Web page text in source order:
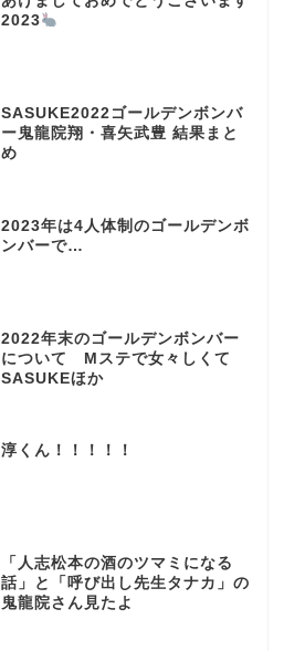
2023
SASUKE2022ゴールデンボンバ
ー鬼龍院翔・喜矢武豊 結果まと
め
2023年は4人体制のゴールデンボ
ンバーで…
2022年末のゴールデンボンバー
について Mステで女々しくて
SASUKEほか
淳くん！！！！！
「人志松本の酒のツマミになる
話」と「呼び出し先生タナカ」の
鬼龍院さん見たよ